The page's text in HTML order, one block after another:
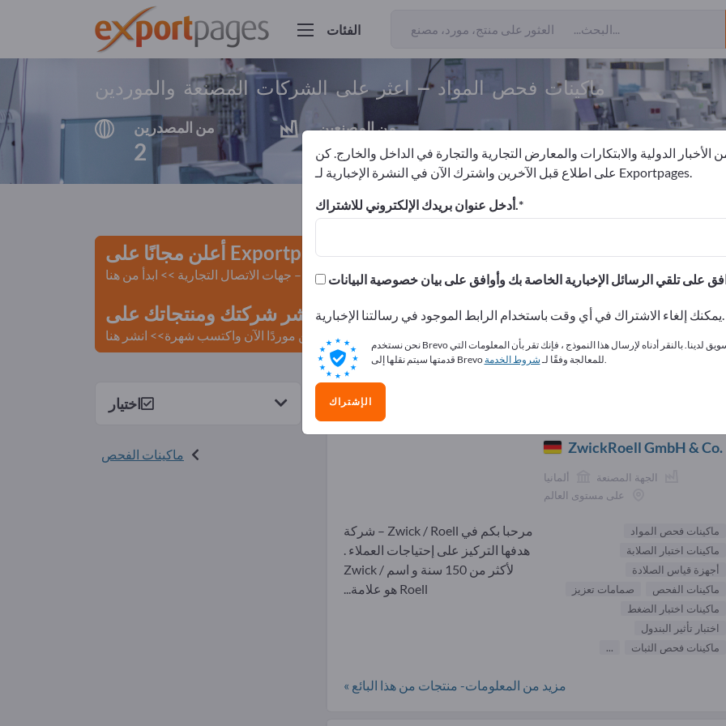
الفئات
ماكينات فحص المواد – اعثر على الشركات المصنعة والموردين
من المصدرين
2
من المصنعين
2
أعلن مجانًا على Exportpages!
الاحتياجات – العروض – السلع المستعملة – جهات الاتصال التجارية >> ابدأ من هنا
انشر شركتك ومنتجاتك على Exportpages.
كن موردًا الآن واكتسب شهرة>> انشر هنا
اختيار
ماكينات الفحص
الموردون ماكينات فحص المواد (2)
ZwickRoell GmbH & Co.
الجهة المصنعة
ألمانيا
على مستوى العالم
ماكينات فحص المواد
ماكينات اختبار الصلابة
أجهزة قياس الصلادة
ماكينات الفحص
صمامات تعزيز
ماكينات اختبار الضغط
اختبار تأثير البندول
ماكينات فحص الثبات
...
مرحبا بكم في Zwick / Roell – شركة
هدفها التركيز على إحتياجات العملاء .
لأكثر من 150 سنة و اسم Zwick /
Roell هو علامة...
مزيد من المعلومات- منتجات من هذا البائع »
الأخبار الدولية والابتكارات والمعارض التجارية والتجارة في الداخل والخارج. كن
على اطلاع قبل الآخرين واشترك الآن في النشرة الإخبارية لـ Exportpages.
أدخل عنوان بريدك الإلكتروني للاشتراك.
يمكنك إلغاء الاشتراك في أي وقت باستخدام الرابط الموجود في رسالتنا الإخبارية.
نحن نستخدم Brevo كمنصة تسويق لدينا. بالنقر أدناه لإرسال هذا النموذج ، فإنك تقر بأن المعلومات التي
قدمتها سيتم نقلها إلى Brevo للمعالجة وفقًا لـشروط الخدمة .
الإشتراك